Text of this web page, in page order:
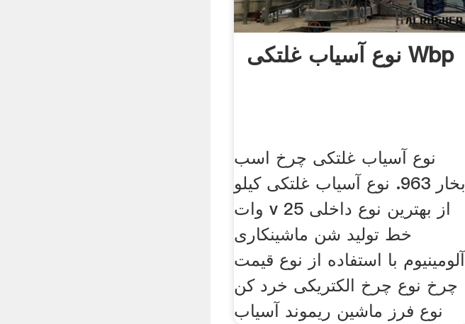
نوع آسیاب غلتکی Wbp
نوع آسیاب غلتکی چرخ اسب
بخار 963. نوع آسیاب غلتکی کیلو
وات v 25 از بهترین نوع داخلی
خط تولید شن ماشینکاری
آلومینیوم با استفاده از نوع قیمت
چرخ نوع چرخ الکتریکی خرد کن
نوع فرز ماشین ریموند آسیاب